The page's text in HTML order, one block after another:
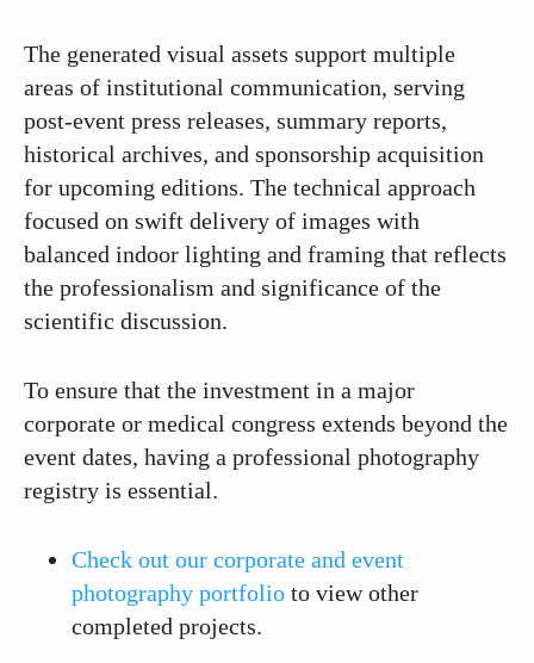
The generated visual assets support multiple
areas of institutional communication, serving
post-event press releases, summary reports,
historical archives, and sponsorship acquisition
for upcoming editions. The technical approach
focused on swift delivery of images with
balanced indoor lighting and framing that reflects
the professionalism and significance of the
scientific discussion.
To ensure that the investment in a major
corporate or medical congress extends beyond the
event dates, having a professional photography
registry is essential.
Check out our corporate and event
photography portfolio to view other
completed projects.